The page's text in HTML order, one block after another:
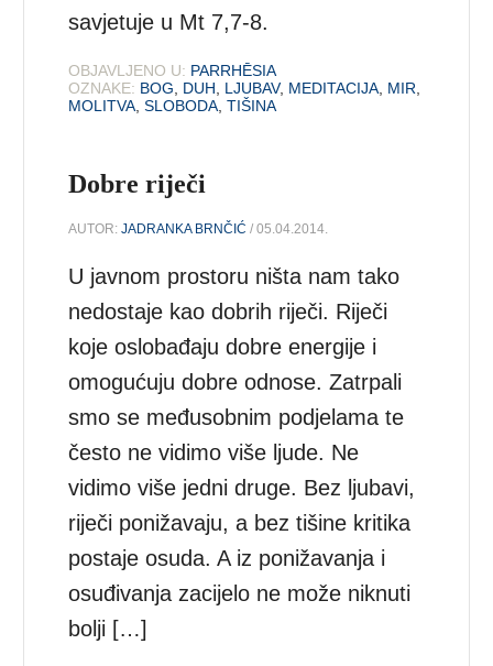
savjetuje u Mt 7,7-8.
OBJAVLJENO U: PARRHĒSIA
OZNAKE: BOG DUH LJUBAV, MEDITACIJA MIR
MOLITVA ,SLOBODA ,TIŠINA
Dobre riječi
AUTOR:JADRANKA BRNČIĆ / 05.04.2014.
U javnom prostoru ništa nam tako
nedostaje kao dobrih riječi. Riječi
koje oslobađaju dobre energije i
omogućuju dobre odnose. Zatrpali
smo se međusobnim podjelama te
često ne vidimo više ljude. Ne
vidimo više jedni druge. Bez ljubavi,
riječi ponižavaju, a bez tišine kritika
postaje osuda. A iz ponižavanja i
osuđivanja zacijelo ne može niknuti
bolji […]